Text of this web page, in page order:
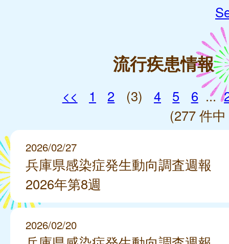
流行疾患情報
<< 1 2 (3) 4 5 6 ...
(277 件
2026/02/27
兵庫県感染症発生動向調査週報
2026年第8週
2026/02/20